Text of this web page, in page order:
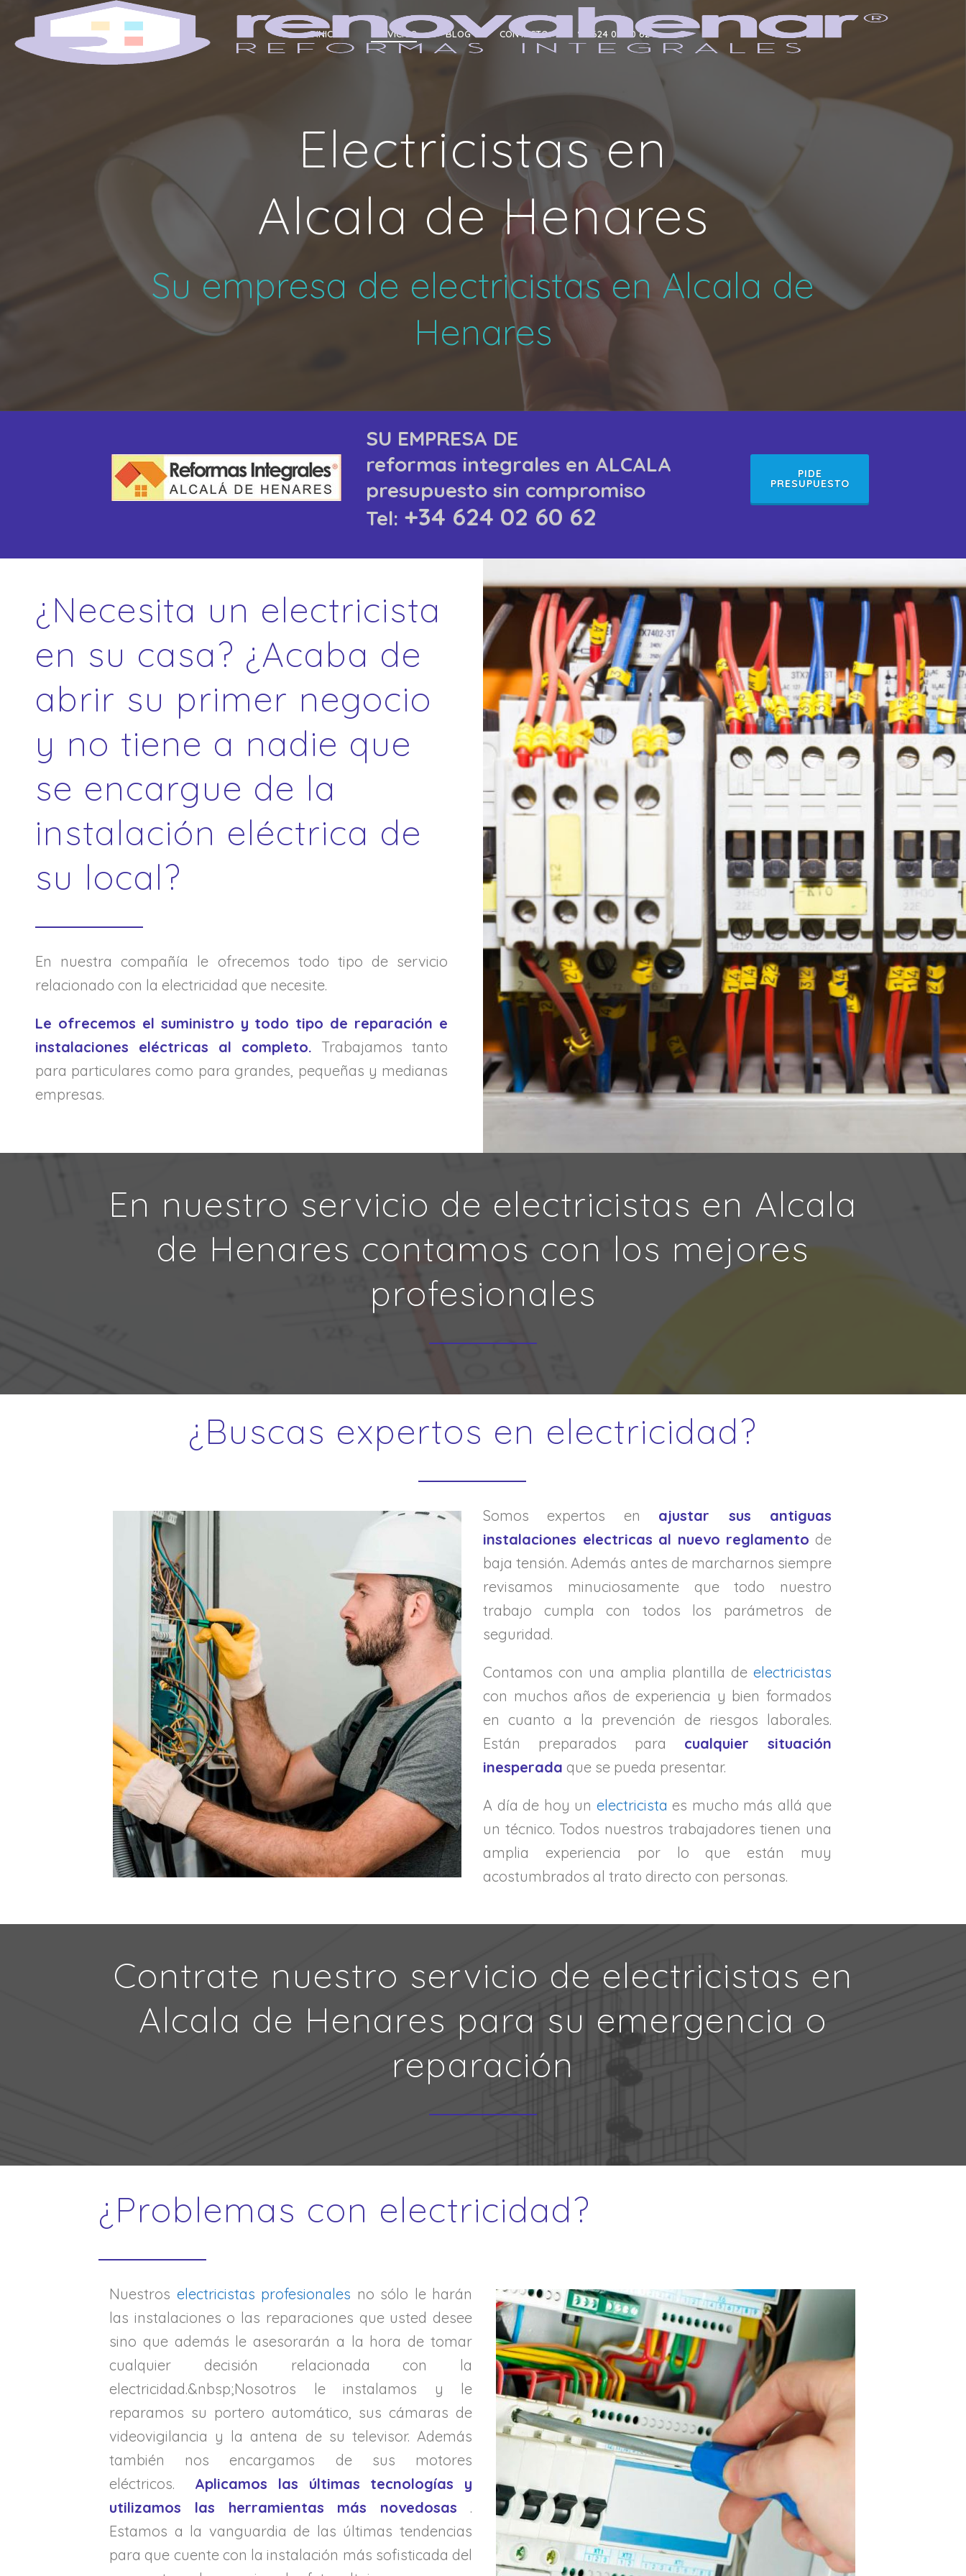
INICIO SERVICIOS BLOG CONTACTO ☎ 624 02 60 62
Electricistas en
Alcala de Henares
Su empresa de electricistas en Alcala de
Henares
SU EMPRESA DE
reformas integrales en ALCALA
presupuesto sin compromiso
Tel: +34 624 02 60 62
PIDE
PRESUPUESTO
¿Necesita un electricista
en su casa? ¿Acaba de
abrir su primer negocio
y no tiene a nadie que
se encargue de la
instalación eléctrica de
su local?
En nuestra compañía le ofrecemos todo tipo de servicio
relacionado con la electricidad que necesite.
Le ofrecemos el suministro y todo tipo de reparación e
instalaciones eléctricas al completo. Trabajamos tanto
para particulares como para grandes, pequeñas y medianas
empresas.
En nuestro servicio de electricistas en Alcala
de Henares contamos con los mejores
profesionales
¿Buscas expertos en electricidad?
Somos expertos en ajustar sus antiguas
instalaciones electricas al nuevo reglamento de
baja tensión. Además antes de marcharnos siempre
revisamos minuciosamente que todo nuestro
trabajo cumpla con todos los parámetros de
seguridad.
Contamos con una amplia plantilla de electricistas
con muchos años de experiencia y bien formados
en cuanto a la prevención de riesgos laborales.
Están preparados para cualquier situación
inesperada que se pueda presentar.
A día de hoy un electricista es mucho más allá que
un técnico. Todos nuestros trabajadores tienen una
amplia experiencia por lo que están muy
acostumbrados al trato directo con personas.
Contrate nuestro servicio de electricistas en
Alcala de Henares para su emergencia o
reparación
¿Problemas con electricidad?
Nuestros electricistas profesionales no sólo le harán
las instalaciones o las reparaciones que usted desee
sino que además le asesorarán a la hora de tomar
cualquier decisión relacionada con la
electricidad.&nbsp;Nosotros le instalamos y le
reparamos su portero automático, sus cámaras de
videovigilancia y la antena de su televisor. Además
también nos encargamos de sus motores
eléctricos.
Aplicamos las últimas tecnologías y
utilizamos las herramientas más novedosas .
Estamos a la vanguardia de las últimas tendencias
para que cuente con la instalación más sofisticada del